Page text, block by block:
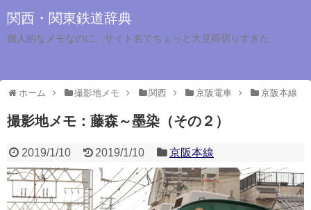
関西・関東鉄道辞典
個人的なメモなのに、サイト名でちょっと大見得切りすぎた
ホーム 撮影地メモ 関西 京阪電車 京阪本線
撮影地メモ：藤森～墨染（その２）
2019/1/10 2019/1/10 京阪本線